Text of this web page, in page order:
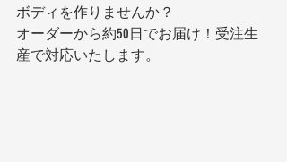
ボディを作りませんか？
オーダーから約50日でお届け！受注生
産で対応いたします。